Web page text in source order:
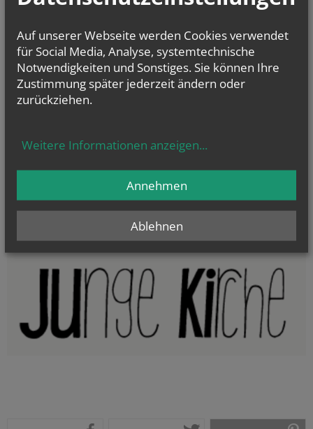
Mini(d)ra(h)t - der Abend für alle, die mehr...
Sa.., 03. Oktober 2026 14:00
werk.statt ministrieren I
Mt 17, 14b–20
Auf unserer Webseite werden Cookies verwendet
für Social Media, Analyse, systemtechnische
Notwendigkeiten und Sonstiges. Sie können Ihre
Zustimmung später jederzeit ändern oder
zurückziehen.
Weitere Informationen anzeigen...
Ablehnen
Annehmen